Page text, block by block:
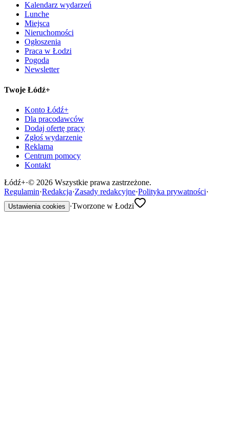
Kalendarz wydarzeń
Lunche
Miejsca
Nieruchomości
Ogłoszenia
Praca w Łodzi
Pogoda
Newsletter
Twoje Łódź+
Konto Łódź+
Dla pracodawców
Dodaj ofertę pracy
Zgłoś wydarzenie
Reklama
Centrum pomocy
Kontakt
Łódź+·© 2026 Wszystkie prawa zastrzeżone.
Regulamin·Redakcja·Zasady redakcyjne·Polityka prywatności·
Ustawienia cookies ·Tworzone w Łodzi